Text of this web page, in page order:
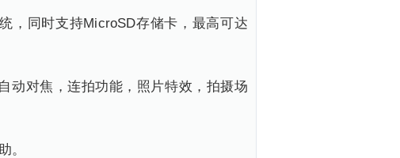
，同时支持MicroSD存储卡，最高可达
动对焦，连拍功能，照片特效，拍摄场
。